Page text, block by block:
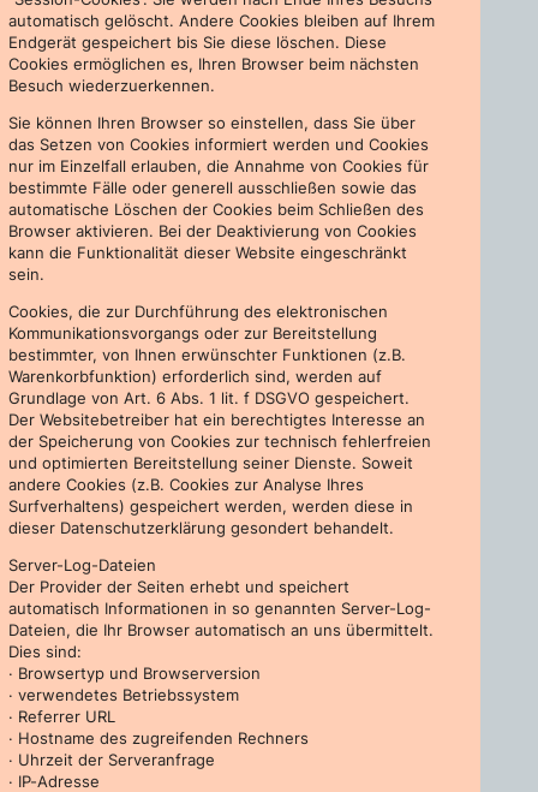
automatisch gelöscht. Andere Cookies bleiben auf Ihrem
Endgerät gespeichert bis Sie diese löschen. Diese
Cookies ermöglichen es, Ihren Browser beim nächsten
Besuch wiederzuerkennen.
Sie können Ihren Browser so einstellen, dass Sie über
das Setzen von Cookies informiert werden und Cookies
nur im Einzelfall erlauben, die Annahme von Cookies für
bestimmte Fälle oder generell ausschließen sowie das
automatische Löschen der Cookies beim Schließen des
Browser aktivieren. Bei der Deaktivierung von Cookies
kann die Funktionalität dieser Website eingeschränkt
sein.
Cookies, die zur Durchführung des elektronischen
Kommunikationsvorgangs oder zur Bereitstellung
bestimmter, von Ihnen erwünschter Funktionen (z.B.
Warenkorbfunktion) erforderlich sind, werden auf
Grundlage von Art. 6 Abs. 1 lit. f DSGVO gespeichert.
Der Websitebetreiber hat ein berechtigtes Interesse an
der Speicherung von Cookies zur technisch fehlerfreien
und optimierten Bereitstellung seiner Dienste. Soweit
andere Cookies (z.B. Cookies zur Analyse Ihres
Surfverhaltens) gespeichert werden, werden diese in
dieser Datenschutzerklärung gesondert behandelt.
Server-Log-Dateien
Der Provider der Seiten erhebt und speichert
automatisch Informationen in so genannten Server-Log-
Dateien, die Ihr Browser automatisch an uns übermittelt.
Dies sind:
· Browsertyp und Browserversion
· verwendetes Betriebssystem
· Referrer URL
· Hostname des zugreifenden Rechners
· Uhrzeit der Serveranfrage
· IP-Adresse